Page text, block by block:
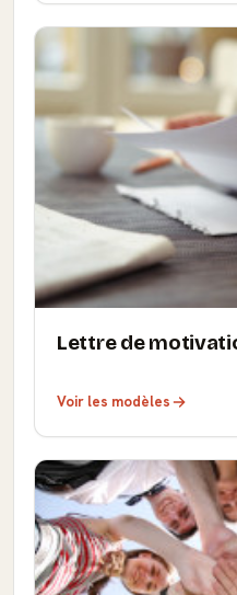
Lettre de
Voir les modèles